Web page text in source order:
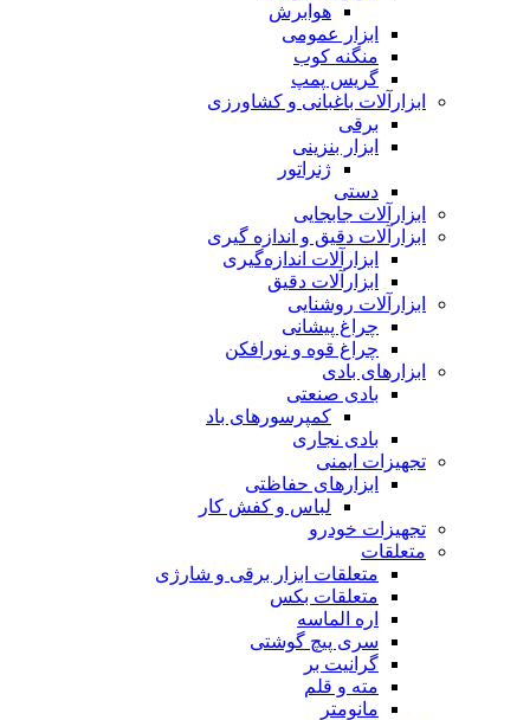
هوابرش
ابزار عمومی
منگنه کوب
گریس پمپ
ابزارآلات باغبانی و کشاورزی
برقی
ابزار بنزینی
ژنراتور
دستی
ابزارآلات جابجایی
ابزارآلات دقیق و اندازه گیری
ابزارآلات اندازه‌گیری
ابزارآلات دقیق
ابزارآلات روشنایی
چراغ پیشانی
چراغ قوه و نورافکن
ابزارهای بادی
بادی صنعتی
کمپرسورهای باد
بادی نجاری
تجهیزات ایمنی
ابزارهای حفاظتی
لباس و کفش کار
تجهیزات خودرو
متعلقات
متعلقات ابزار برقی و شارژی
متعلقات بکس
اره الماسه
سری پیچ گوشتی
گرانیت بر
مته و قلم
مانومتر